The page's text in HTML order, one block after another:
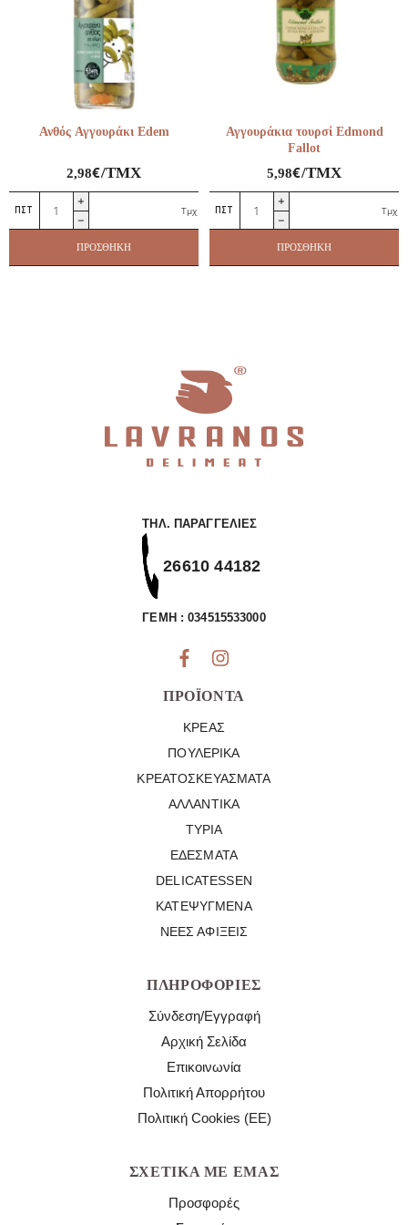
Ανθός Αγγουράκι Edem
2,98€/ΤΜΧ
Ανθός
Αγγουράκι
Edem
ποσότητα
Τμχ
ΠΡΟΣΘΉΚΗ
Αγγουράκια τουρσί Edmond
Fallot
5,98€/ΤΜΧ
Αγγουράκια
τουρσί
Edmond
Fallot
Τμχ
ΠΡΟΣΘΉΚΗ
ΤΗΛ. ΠΑΡΑΓΓΕΛΊΕΣ
26610 44182
ΓΕΜΗ : 034515533000
ΠΡΟΪΌΝΤΑ
ΚΡΈΑΣ
ΠΟΥΛΕΡΙΚΆ
ΚΡΕΑΤΟΣΚΕΥΆΣΜΑΤΑ
ΑΛΛΑΝΤΙΚΆ
ΤΥΡΙΆ
ΕΔΈΣΜΑΤΑ
DELICATESSEN
ΚΑΤΕΨΥΓΜΈΝΑ
ΝΈΕΣ ΑΦΊΞΕΙΣ
ΠΛΗΡΟΦΟΡΊΕΣ
Σύνδεση/Εγγραφή
Αρχική Σελίδα
Επικοινωνία
Πολιτική Απορρήτου
Πολιτική Cookies (ΕΕ)
ΣΧΕΤΙΚΆ ΜΕ ΕΜΆΣ
Προσφορές